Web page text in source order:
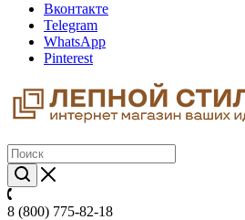
Вконтакте
Telegram
WhatsApp
Pinterest
8 (800) 775-82-18